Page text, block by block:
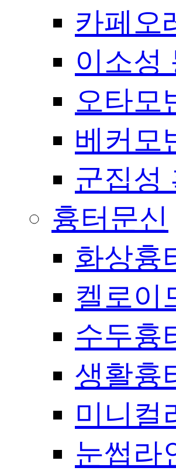
카페오
이소성
오타모
베커모
군집성
흉터문신
화상흉
켈로이
수두흉
생활흉
미니컬
눈썹라